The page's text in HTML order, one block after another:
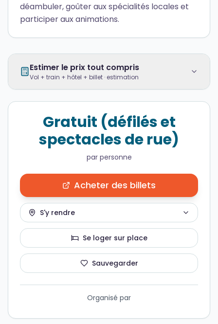
déambuler, goûter aux spécialités locales et
participer aux animations.
Estimer le prix tout compris
Vol + train + hôtel + billet · estimation
Gratuit (défilés et
spectacles de rue)
par personne
Acheter des billets
S'y rendre
Se loger sur place
Sauvegarder
Organisé par